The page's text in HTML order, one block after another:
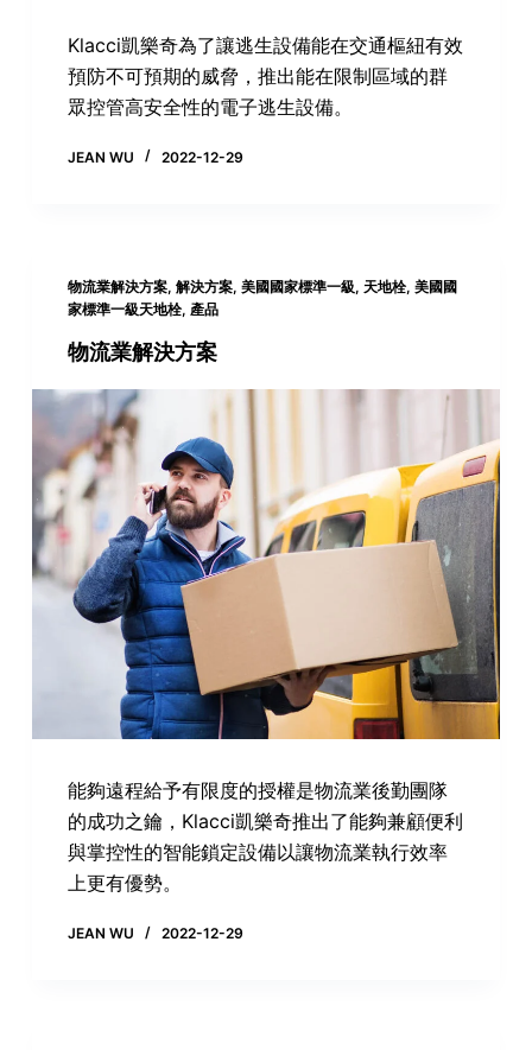
Klacci凱樂奇為了讓逃生設備能在交通樞紐有效
預防不可預期的威脅，推出能在限制區域的群
眾控管高安全性的電子逃生設備。
JEAN WU 2022-12-29
物流業解決方案, 解決方案, 美國國家標準一級, 天地栓, 美國國
家標準一級天地栓, 產品
物流業解決方案
能夠遠程給予有限度的授權是物流業後勤團隊
的成功之鑰，Klacci凱樂奇推出了能夠兼顧便利
與掌控性的智能鎖定設備以讓物流業執行效率
上更有優勢。
JEAN WU 2022-12-29